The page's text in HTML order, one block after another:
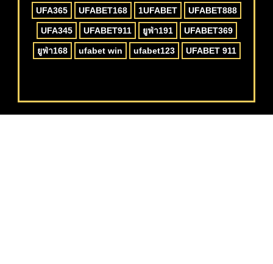
UFA365 UFABET168 1UFABET UFABET888
UFA345 UFABET911 ยูฟ่า191 UFABET369
ยูฟ่า168 ufabet win ufabet123 UFABET 911